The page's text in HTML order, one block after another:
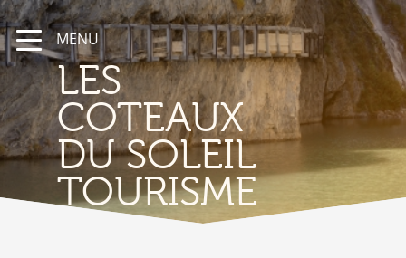
MENU
LES
COTEAUX
DU SOLEIL
TOURISME